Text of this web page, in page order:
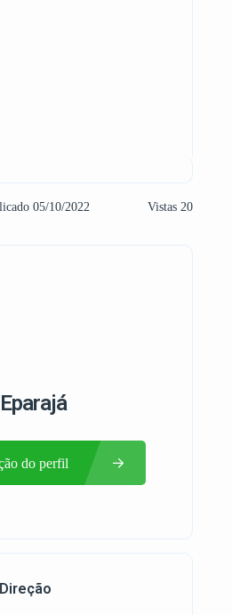
05/10/2022 Vistas 20
Eparajá
do perfil